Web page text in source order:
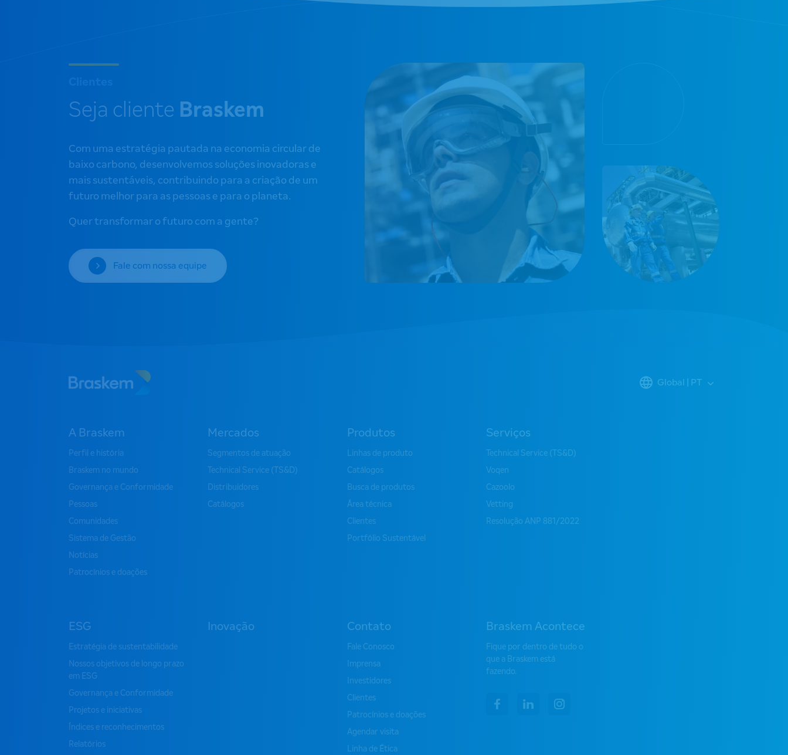
Seja cliente Braskem
Com uma estratégia pautada na economia circular de
baixo carbono, desenvolvemos soluções inovadoras e
mais sustentáveis, contribuindo para a criação de um
futuro melhor para as pessoas e para o planeta.
Quer transformar o futuro com a gente?
Fale com nossa equipe
Global | PT
A Braskem
Perfil e história
Braskem no mundo
Governança e Conformidade
Pessoas
Comunidades
Sistema de Gestão
Notícias
Patrocínios e doações
Mercados
Segmentos de atuação
Technical Service (TS&D)
Distribuidores
Catálogos
Produtos
Linhas de produto
Catálogos
Busca de produtos
Área técnica
Clientes
Portfólio Sustentável
Serviços
Technical Service (TS&D)
Voqen
Cazoolo
Vetting
Resolução ANP 881/2022
ESG
Estratégia de sustentabilidade
Nossos objetivos de longo prazo
em ESG
Governança e Conformidade
Projetos e iniciativas
Índices e reconhecimentos
Relatórios
Inovação Contato
Fale Conosco
Imprensa
Investidores
Clientes
Patrocínios e doações
Agendar visita
Linha de Ética
Braskem Acontece
Fique por dentro de tudo o
que a Braskem está
fazendo.
facebooklinkedininstagram